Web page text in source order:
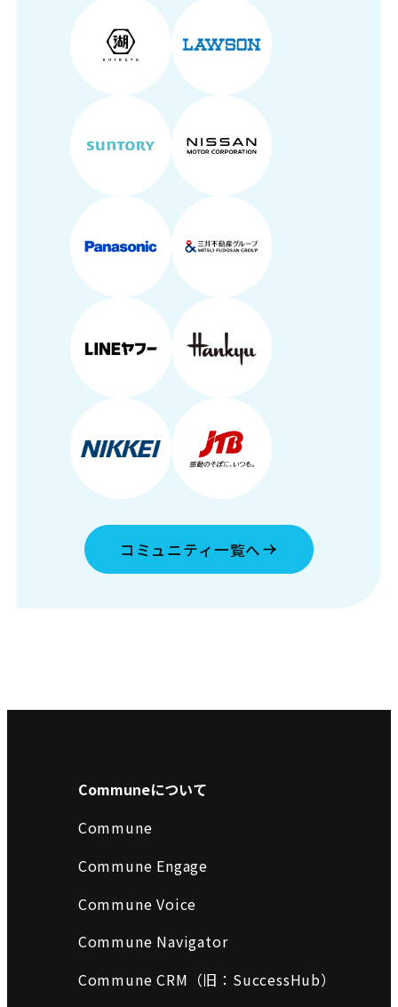
コミュニティ一覧へ
Communeについて
Commune
Commune Engage
Commune Voice
Commune Navigator
Commune CRM（旧：SuccessHub）